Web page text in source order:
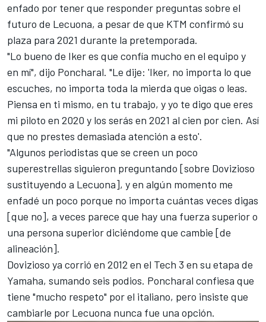
enfado por tener que responder preguntas sobre el
futuro de Lecuona, a pesar de que KTM confirmó su
plaza para 2021 durante la pretemporada.
"Lo bueno de Iker es que confía mucho en el equipo y
en mí", dijo Poncharal. "Le dije: 'Iker, no importa lo que
escuches, no importa toda la mierda que oigas o leas.
Piensa en ti mismo, en tu trabajo, y yo te digo que eres
mi piloto en 2020 y los serás en 2021 al cien por cien. Así
que no prestes demasiada atención a esto'.
"Algunos periodistas que se creen un poco
superestrellas siguieron preguntando [sobre Dovizioso
sustituyendo a Lecuona], y en algún momento me
enfadé un poco porque no importa cuántas veces digas
[que no], a veces parece que hay una fuerza superior o
una persona superior diciéndome que cambie [de
alineación].
Dovizioso ya corrió en 2012 en el Tech 3 en su etapa de
Yamaha, sumando seis podios. Poncharal confiesa que
tiene "mucho respeto" por el italiano, pero insiste que
cambiarle por Lecuona nunca fue una opción.